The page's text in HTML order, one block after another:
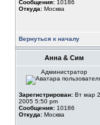
Сообщения: 10186
Откуда: Москва
Вернуться к началу
Анна & Сим
Администратор
Зарегистрирован: Вт мар
2005 5:50 pm
Сообщения: 10186
Откуда: Москва